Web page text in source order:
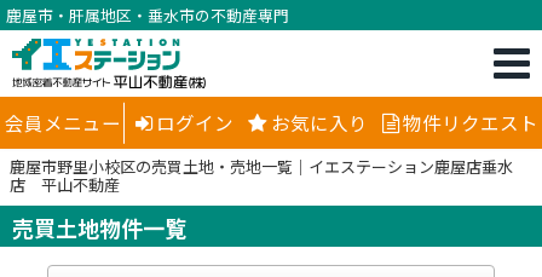
鹿屋市・肝属地区・垂水市の不動産専門
会員メニュー ログイン お気に入り 物件リクエスト
鹿屋市野里小校区の売買土地・売地一覧｜イエステーション鹿屋店垂水
店 平山不動産
売買土地物件一覧